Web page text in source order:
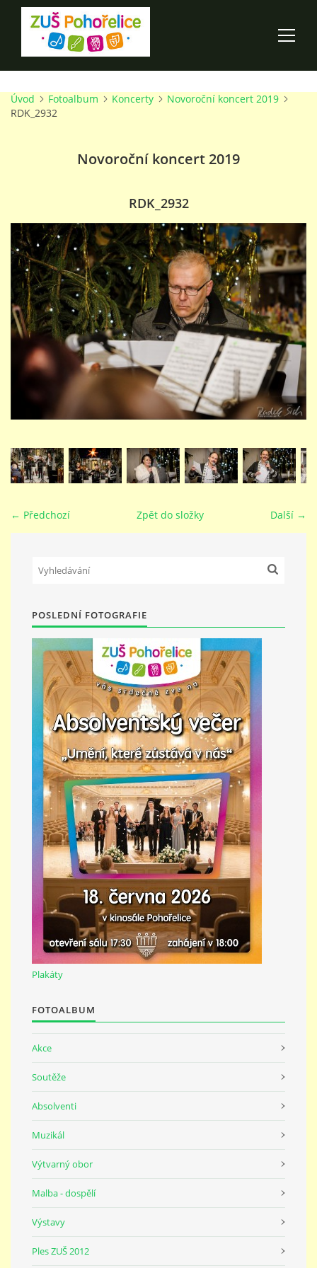
ÚVOD
O ŠKOLE
PRO RODIČE
TALENTOVÉ ZKOUŠKY
STUDIJNÍ OBORY
GALERIE
VIDEA - FILMOVÁ TVORBA
DOKUMENTY / KE STAŽENÍ
KURZY
KONTAKTY
PŘÍMĚSTSKÝ TÁBOR
MISS VÝTVARNÝ MODEL
ZAMĚSTNÁNÍ
DOTACE
GDPR
ZUŠ Pohořelice
Školní 462
Pohořelice
691 23
Úvod Fotoalbum Koncerty
Novoroční koncert 2019
RDK_2932
Novoroční koncert 2019
RDK_2932
← Předchozí Další →
Zpět do složky
POSLEDNÍ FOTOGRAFIE
Plakáty
FOTOALBUM
Akce
Soutěže
Absolventi
Muzikál
Výtvarný obor
Malba - dospělí
Výstavy
Ples ZUŠ 2012